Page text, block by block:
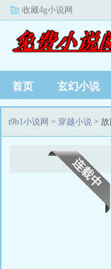
收藏4g小说网
首页 玄幻小说
t9b1小说网 > 穿越小说 >